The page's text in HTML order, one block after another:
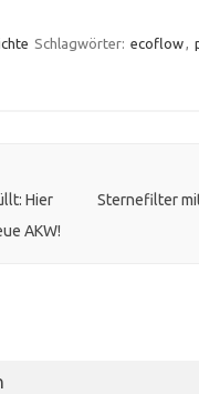
Schlagwörter: ecoflow
Hier
AKW!
Sternefilter